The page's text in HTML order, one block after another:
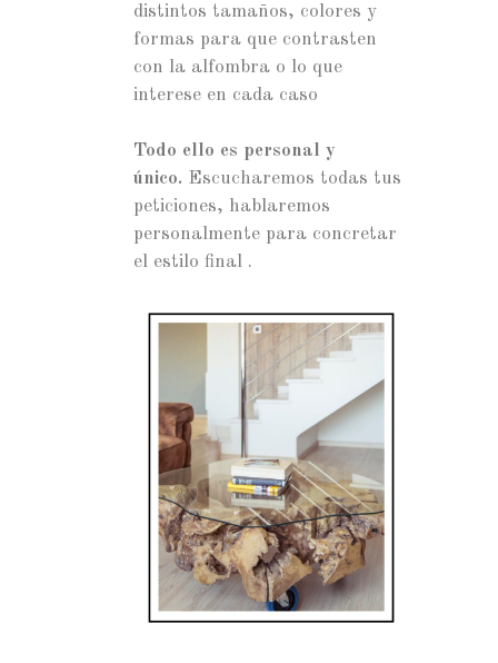
distintos tamaños, colores y
formas para que contrasten
con la alfombra o lo que
interese en cada caso
Todo ello es personal y
único. Escucharemos todas tus
peticiones, hablaremos
personalmente para concretar
el estilo final .